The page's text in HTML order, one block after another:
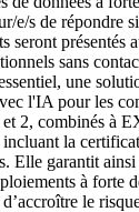
de répondre
seront
sans
une
l'IA pour les
2, combinés à
la
garantit
à
le